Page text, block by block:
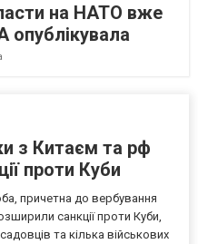
на НАТО вже
опублікувала
з Китаєм та рф
проти Куби
причетна до вербування
санкції проти Куби,
та кілька військових